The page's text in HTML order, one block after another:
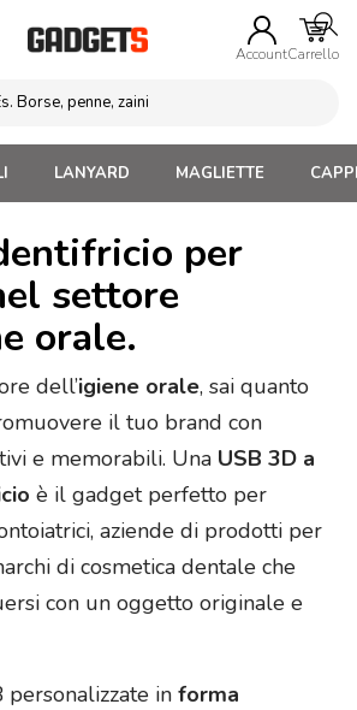
AccountCarrello
LANYARD MAGLIETTE
per
settore
orale.
dell’igiene orale, sai quanto
il tuo brand con
e memorabili. Una USB 3D a
è il gadget perfetto per
aziende di prodotti per
di cosmetica dentale che
con un oggetto originale e
personalizzate in forma